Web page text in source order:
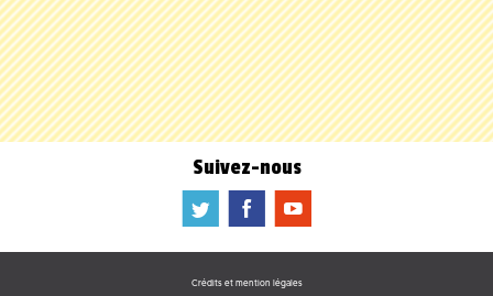
Suivez-nous
a b f
Crédits et mention légales